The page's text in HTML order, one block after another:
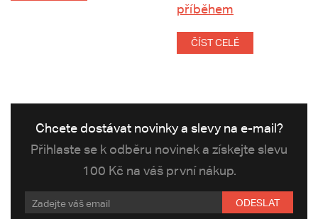
příběhem
ČÍST CELÉ
Chcete dostávat novinky a slevy na e-mail?
Přihlaste se k odběru novinek a získejte slevu
100 Kč na váš první nákup.
ODESLAT